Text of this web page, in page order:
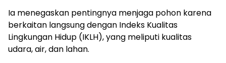
Ia menegaskan pentingnya menjaga pohon karena
berkaitan langsung dengan Indeks Kualitas
Lingkungan Hidup (IKLH), yang meliputi kualitas
udara, air, dan lahan.